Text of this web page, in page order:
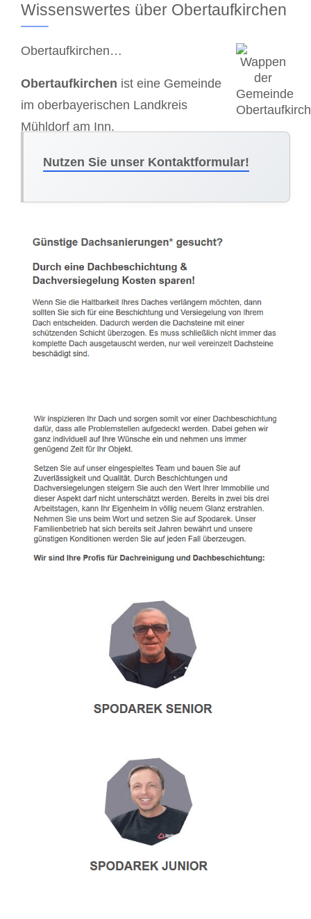
Wissenswertes über Obertaufkirchen
Obertaufkirchen…
Obertaufkirchen ist eine Gemeinde
im oberbayerischen Landkreis
Mühldorf am Inn.
Nutzen Sie unser Kontaktformular!